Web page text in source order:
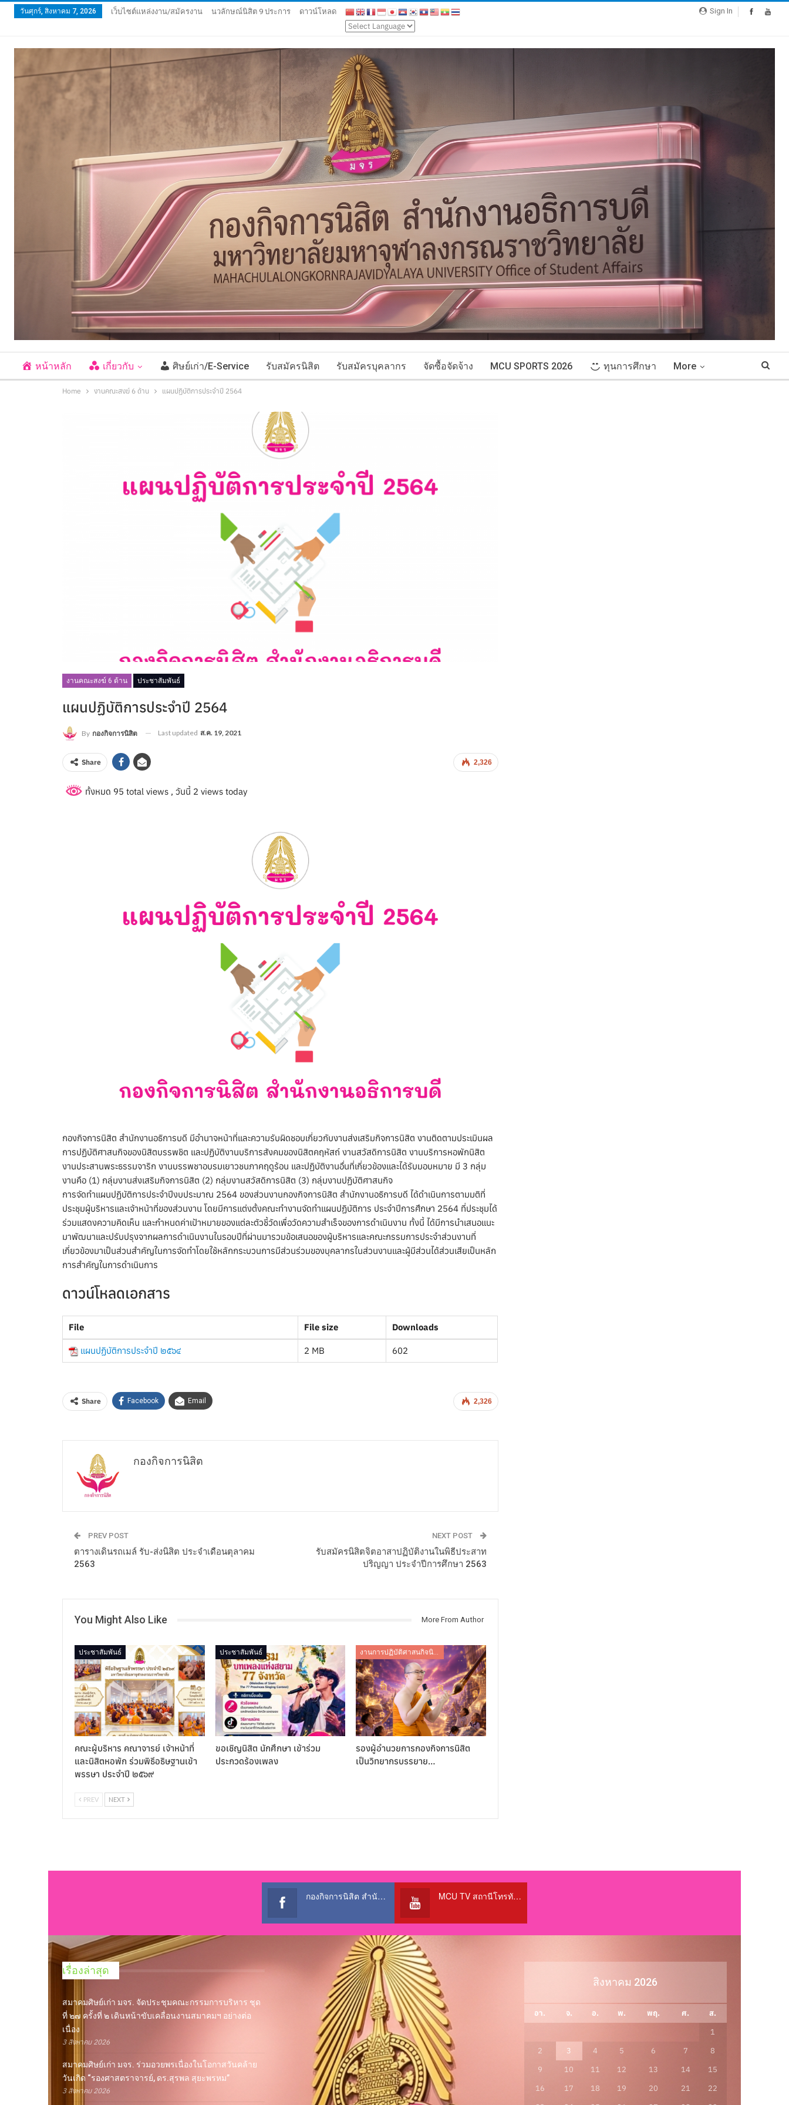
Sign In
วันศุกร์, สิงหาคม 7, 2026 เว็บไซต์แหล่งงาน/สมัครงาน นวลักษณ์นิสิต 9 ประการ ดาวน์โหลด
หน้าหลัก เกี่ยวกับ ศิษย์เก่า/E-Service รับสมัครนิสิต รับสมัครบุคลากร จัดซื้อจัดจ้าง MCU SPORTS 2026 ทุนการศึกษา More
Home งานคณะสงฆ์ 6 ด้าน แผนปฏิบัติการประจำปี 2564
งานคณะสงฆ์ 6 ด้าน ประชาสัมพันธ์
แผนปฏิบัติการประจำปี 2564
By กองกิจการนิสิต Last updated ส.ค. 19, 2021
2,326
Share
ทั้งหมด 95 total views , วันนี้ 2 views today
กองกิจการนิสิต สำนักงานอธิการบดี มีอำนาจหน้าที่และความรับผิดชอบเกี่ยวกับงานส่งเสริมกิจการนิสิต งานติดตามประเมินผล
การปฏิบัติศาสนกิจของนิสิตบรรพชิต และปฏิบัติงานบริการสังคมของนิสิตคฤหัสถ์ งานสวัสดิการนิสิต งานบริการหอพักนิสิต
งานประสานพระธรรมจาริก งานบรรพชาอบรมเยาวชนภาคฤดูร้อน และปฏิบัติงานอื่นที่เกี่ยวข้องและได้รับมอบหมาย มี 3 กลุ่ม
งานคือ (1) กลุ่มงานส่งเสริมกิจการนิสิต (2) กลุ่มงานสวัสดิการนิสิต (3) กลุ่มงานปฏิบัติศาสนกิจ
การจัดทำแผนปฏิบัติการประจำปีงบประมาณ 2564 ของส่วนงานกองกิจการนิสิต สำนักงานอธิการบดี ได้ดำเนินการตามมติที่
ประชุมผู้บริหารและเจ้าหน้าที่ของส่วนงาน โดยมีการแต่งตั้งคณะทำงานจัดทำแผนปฏิบัติการ ประจำปีการศึกษา 2564 ที่ประชุมได้
ร่วมแสดงความคิดเห็น และกำหนดค่าเป้าหมายของแต่ละตัวชี้วัดเพื่อวัดความสำเร็จของการดำเนินงาน ทั้งนี้ ได้มีการนำเสนอแนะ
มาพัฒนาและปรับปรุงจากผลการดำเนินงานในรอบปีที่ผ่านมารวมข้อเสนอของผู้บริหารและคณะกรรมการประจำส่วนงานที่
เกี่ยวข้องมาเป็นส่วนสำคัญในการจัดทำโดยใช้หลักกระบวนการมีส่วนร่วมของบุคลากรในส่วนงานและผู้มีส่วนได้ส่วนเสียเป็นหลัก
การสำคัญในการดำเนินการ
ดาวน์โหลดเอกสาร
File File size Downloads
แผนปฏิบัติการประจำปี ๒๕๖๔ 2 MB 602
2,326
Share Facebook Email
กองกิจการนิสิต
PREV POST
ตารางเดินรถเมล์ รับ-ส่งนิสิต ประจำเดือนตุลาคม
2563
NEXT POST
รับสมัครนิสิตจิตอาสาปฏิบัติงานในพิธีประสาท
ปริญญา ประจำปีการศึกษา 2563
You Might Also Like More From Author
ประชาสัมพันธ์
คณะผู้บริหาร คณาจารย์ เจ้าหน้าที่
และนิสิตหอพัก ร่วมพิธีอธิษฐานเข้า
พรรษา ประจำปี ๒๕๖๙
ประชาสัมพันธ์
ขอเชิญนิสิต นักศึกษา เข้าร่วม
ประกวดร้องเพลง
งานการปฏิบัติศาสนกิจนิสิต
รองผู้อำนวยการกองกิจการนิสิต
เป็นวิทยากรบรรยาย…
PREV NEXT
กองกิจการนิสิต สำนักงานอธิการบดี MCU TV สถานีโทรทัศน์เพื่อการศึกษา @OfficialTBCChannel
เรื่องล่าสุด
สมาคมศิษย์เก่า มจร. จัดประชุมคณะกรรมการบริหาร ชุด
ที่ ๒๗ ครั้งที่ ๒ เดินหน้าขับเคลื่อนงานสมาคมฯ อย่างต่อ
เนื่อง
3 สิงหาคม 2026
สมาคมศิษย์เก่า มจร. ร่วมอวยพรเนื่องในโอกาสวันคล้าย
วันเกิด “รองศาสตราจารย์, ดร.สุรพล สุยะพรหม”
3 สิงหาคม 2026
สิงหาคม 2026
อา. จ. อ. พ. พฤ. ศ.
ส.
1
2
3 4 5 6 7
8
9
10 11 12 13 14
15
16
17 18 19 20 21
22